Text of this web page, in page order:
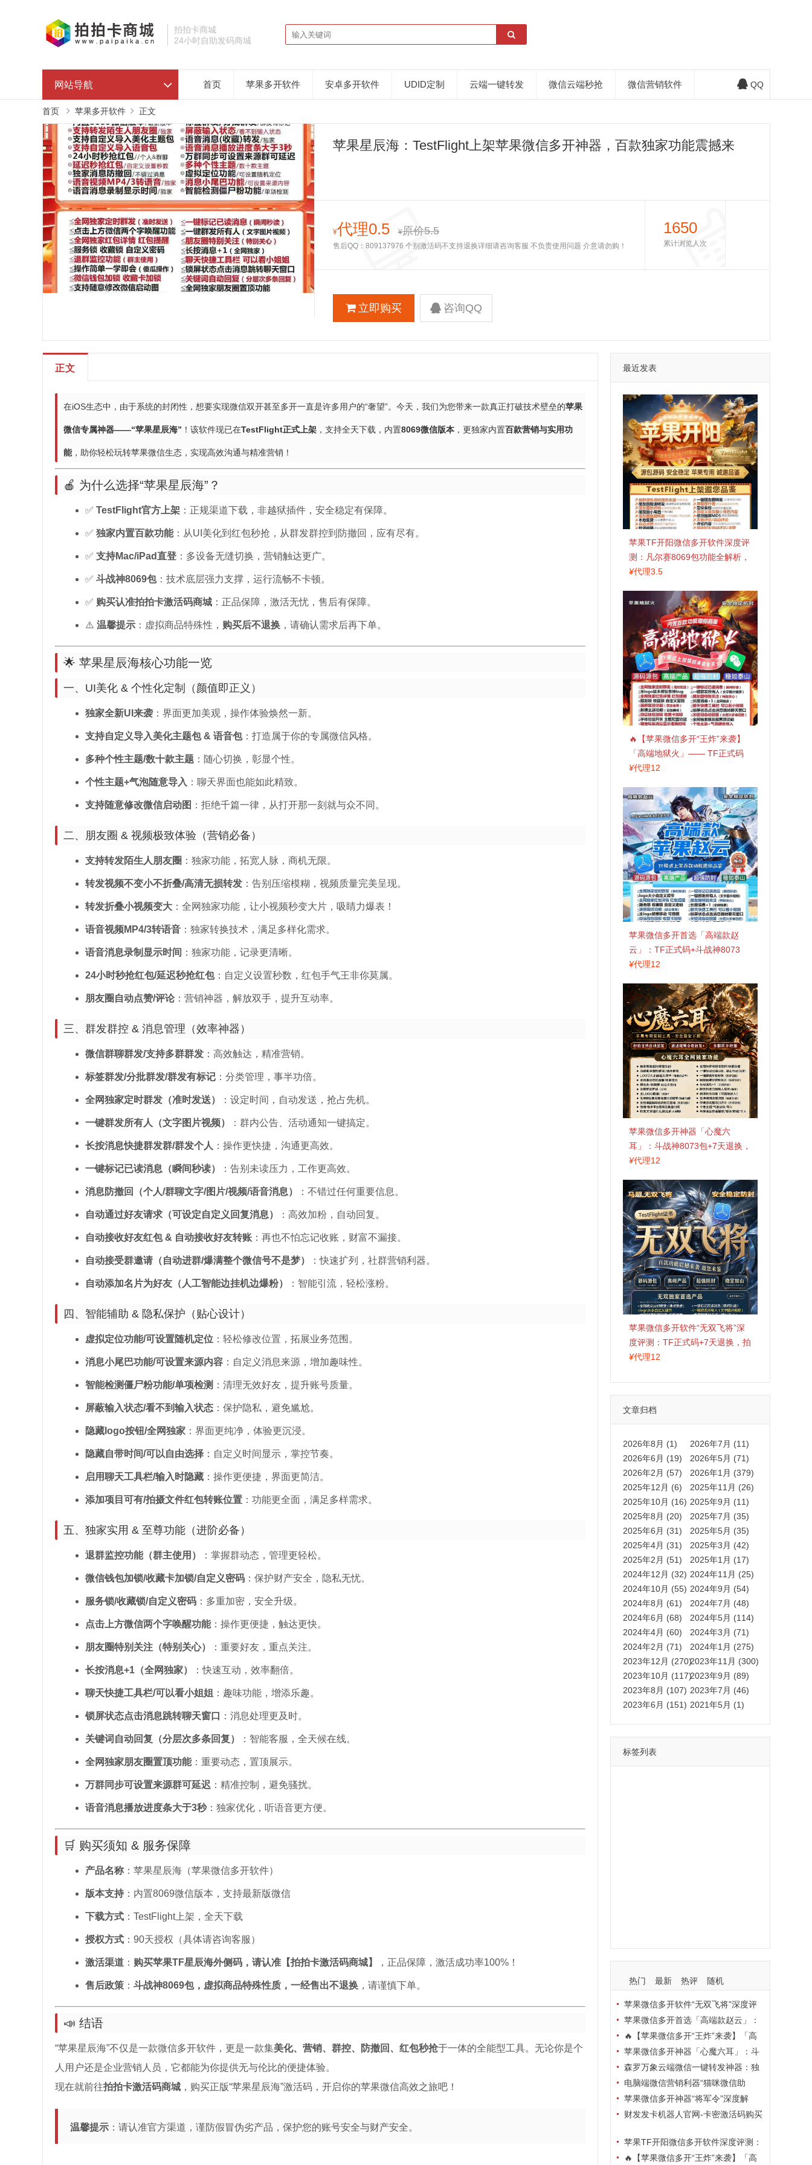
拍拍卡商城
24小时自助发码商城
网站导航 首页 苹果多开软件 安卓多开软件 UDID定制 云端一键转发 微信云端秒抢 微信营销软件 QQ
首页 苹果多开软件 正文
苹果星辰海：TestFlight上架苹果微信多开神器，百款独家功能震撼来
¥代理0.5 ¥原价5.5
售后QQ：809137976 个别激活码不支持退换详细请咨询客服 不负责使用问题 介意请勿购！
1650
累计浏览人次
立即购买 咨询QQ
正文
在iOS生态中，由于系统的封闭性，想要实现微信双开甚至多开一直是许多用户的“奢望”。今天，我们为您带来一款真正打破技术壁垒的苹果
微信专属神器——“苹果星辰海” ！该软件现已在TestFlight正式上架，支持全天下载，内置8069微信版本，更独家内置百款营销与实用功
能，助你轻松玩转苹果微信生态，实现高效沟通与精准营销！
🍎 为什么选择“苹果星辰海”？
✅ TestFlight官方上架：正规渠道下载，非越狱插件，安全稳定有保障。
✅ 独家内置百款功能：从UI美化到红包秒抢，从群发群控到防撤回，应有尽有。
✅ 支持Mac/iPad直登：多设备无缝切换，营销触达更广。
✅ 斗战神8069包：技术底层强力支撑，运行流畅不卡顿。
✅ 购买认准拍拍卡激活码商城：正品保障，激活无忧，售后有保障。
⚠️ 温馨提示：虚拟商品特殊性， 购买后不退换，请确认需求后再下单。
🌟 苹果星辰海核心功能一览
一、UI美化 & 个性化定制（颜值即正义）
独家全新UI来袭：界面更加美观，操作体验焕然一新。
支持自定义导入美化主题包 & 语音包：打造属于你的专属微信风格。
多种个性主题/数十款主题：随心切换，彰显个性。
个性主题+气泡随意导入 ：聊天界面也能如此精致。
支持随意修改微信启动图 ：拒绝千篇一律，从打开那一刻就与众不同。
二、朋友圈 & 视频极致体验（营销必备）
支持转发陌生人朋友圈 ：独家功能，拓宽人脉，商机无限。
转发视频不变小不折叠/高清无损转发：告别压缩模糊，视频质量完美呈现。
转发折叠小视频变大：全网独家功能，让小视频秒变大片，吸睛力爆表！
语音视频MP4/3转语音：独家转换技术，满足多样化需求。
语音消息录制显示时间 ：独家功能，记录更清晰。
24小时秒抢红包/延迟秒抢红包：自定义设置秒数，红包手气王非你莫属。
朋友圈自动点赞/评论：营销神器，解放双手，提升互动率。
三、群发群控 & 消息管理（效率神器）
微信群聊群发/支持多群群发：高效触达，精准营销。
标签群发/分批群发/群发有标记：分类管理，事半功倍。
全网独家定时群发（准时发送） ：设定时间，自动发送，抢占先机。
一键群发所有人（文字图片视频） ：群内公告、活动通知一键搞定。
长按消息快捷群发群/群发个人 ：操作更快捷，沟通更高效。
一键标记已读消息（瞬间秒读） ：告别未读压力，工作更高效。
消息防撤回（个人/群聊文字/图片/视频/语音消息） ：不错过任何重要信息。
自动通过好友请求（可设定自定义回复消息） ：高效加粉，自动回复。
自动接收好友红包 & 自动接收好友转账：再也不怕忘记收账，财富不漏接。
自动接受群邀请（自动进群/爆满整个微信号不是梦） ：快速扩列，社群营销利器。
自动添加名片为好友（人工智能边挂机边爆粉） ：智能引流，轻松涨粉。
四、智能辅助 & 隐私保护（贴心设计）
虚拟定位功能/可设置随机定位：轻松修改位置，拓展业务范围。
消息小尾巴功能/可设置来源内容：自定义消息来源，增加趣味性。
智能检测僵尸粉功能/单项检测 ：清理无效好友，提升账号质量。
屏蔽输入状态/看不到输入状态：保护隐私，避免尴尬。
隐藏logo按钮/全网独家：界面更纯净，体验更沉浸。
隐藏自带时间/可以自由选择：自定义时间显示，掌控节奏。
启用聊天工具栏/输入时隐藏：操作更便捷，界面更简洁。
添加项目可有/拍摄文件红包转账位置：功能更全面，满足多样需求。
五、独家实用 & 至尊功能（进阶必备）
退群监控功能（群主使用） ：掌握群动态，管理更轻松。
微信钱包加锁/收藏卡加锁/自定义密码：保护财产安全，隐私无忧。
服务锁/收藏锁/自定义密码：多重加密，安全升级。
点击上方微信两个字唤醒功能：操作更便捷，触达更快。
朋友圈特别关注（特别关心） ：重要好友，重点关注。
长按消息+1（全网独家） ：快速互动，效率翻倍。
聊天快捷工具栏/可以看小姐姐 ：趣味功能，增添乐趣。
锁屏状态点击消息跳转聊天窗口 ：消息处理更及时。
关键词自动回复（分层次多条回复） ：智能客服，全天候在线。
全网独家朋友圈置顶功能：重要动态，置顶展示。
万群同步可设置来源群可延迟 ：精准控制，避免骚扰。
语音消息播放进度条大于3秒：独家优化，听语音更方便。
🛒 购买须知 & 服务保障
产品名称：苹果星辰海（苹果微信多开软件）
版本支持：内置8069微信版本，支持最新版微信
下载方式：TestFlight上架，全天下载
授权方式：90天授权（具体请咨询客服）
激活渠道： 购买苹果TF星辰海外侧码，请认准【拍拍卡激活码商城】 ，正品保障，激活成功率100%！
售后政策： 斗战神8069包，虚拟商品特殊性质，一经售出不退换，请谨慎下单。
📣 结语
“苹果星辰海”不仅是一款微信多开软件，更是一款集美化、营销、群控、防撤回、红包秒抢于一体的全能型工具。无论你是个
人用户还是企业营销人员，它都能为你提供无与伦比的便捷体验。
现在就前往拍拍卡激活码商城，购买正版“苹果星辰海”激活码，开启你的苹果微信高效之旅吧！
温馨提示：请认准官方渠道，谨防假冒伪劣产品，保护您的账号安全与财产安全。
最近发表
苹果TF开阳微信多开软件深度评
测：凡尔赛8069包功能全解析，
TestFlight稳定版上架，激活认准
¥代理3.5
🔥【苹果微信多开“王炸”来袭】
「高端地狱火」—— TF正式码
+斗战神8073包，7天退换，安全
¥代理12
苹果微信多开首选「高端款赵
云」：TF正式码+斗战神8073
包，7天退换认准拍拍卡激活码
¥代理12
苹果微信多开神器「心魔六
耳」：斗战神8073包+7天退换，
认准拍拍卡激活码商城
¥代理12
苹果微信多开软件“无双飞将”深
度评测：TF正式码+7天退换，拍
拍卡激活码商城正品保障
¥代理12
文章归档
2026年8月 (1)
2026年7月 (11)
2026年6月 (19)
2026年5月 (71)
2026年2月 (57)
2026年1月 (379)
2025年12月 (6)
2025年11月 (26)
2025年10月 (16) 2025年9月 (11)
2025年8月 (20)
2025年7月 (35)
2025年6月 (31)
2025年5月 (35)
2025年4月 (31)
2025年3月 (42)
2025年2月 (51)
2025年1月 (17)
2024年12月 (32) 2024年11月 (25)
2024年10月 (55) 2024年9月 (54)
2024年8月 (61)
2024年7月 (48)
2024年6月 (68)
2024年5月 (114)
2024年4月 (60)
2024年3月 (71)
2024年2月 (71)
2024年1月 (275)
2023年12月 (270)2023年11月 (300)
2023年10月 (117)2023年9月 (89)
2023年8月 (107) 2023年7月 (46)
2023年6月 (151) 2021年5月 (1)
标签列表
热门 最新 热评 随机
苹果微信多开软件“无双飞将”深度评
测：TF正式码+7天退换，拍拍卡激活
码商城正品保障
苹果微信多开首选「高端款赵云」：
TF正式码+斗战神8073包，7天退换认
准拍拍卡激活码商城
🔥【苹果微信多开“王炸”来袭】「高
端地狱火」—— TF正式码+斗战神807
3包，7天退换，安全防封，多开自由触
手可及！
苹果微信多开神器「心魔六耳」：斗
战神8073包+7天退换，认准拍拍卡激
活码商城
森罗万象云端微信一键转发神器：独
家源码·安全防封·月卡季卡半年卡年卡
授权，7天无理由退换！
电脑端微信营销利器“猫咪微信助
手”深度评测：7大模块功能全解析，多
卡种授权灵活选
苹果微信多开神器“将军令”深度解
析：8073版本包+TF外侧码，微商营销
财发发卡机器人官网-卡密激活码购买
换苹果TF开阳微信多开软件深度评测：
凡尔赛8069包功能全解析，TestFlight
🔥【苹果微信多开“王炸”来袭】「高